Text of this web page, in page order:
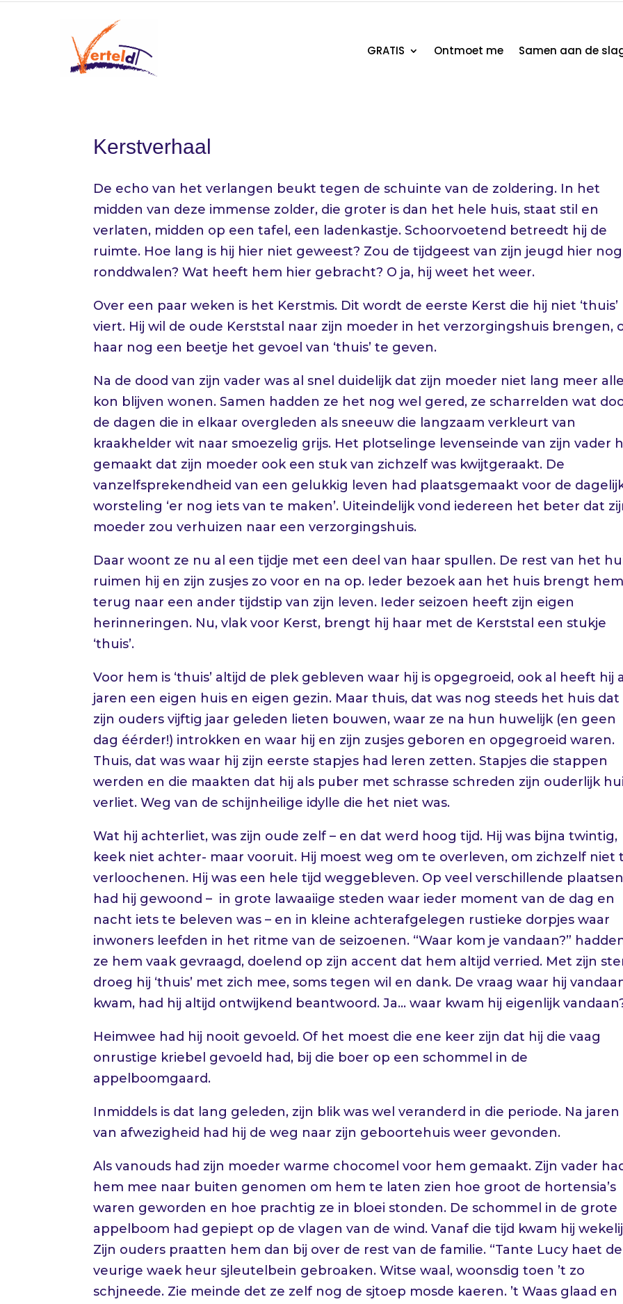
GRATIS Ontmoet me Samen aan de
Kerstverhaal
De echo van het verlangen beukt tegen de schuinte van de zoldering. In het
midden van deze immense zolder, die groter is dan het hele huis, staat stil en
verlaten, midden op een tafel, een ladenkastje. Schoorvoetend betreedt hij de
ruimte. Hoe lang is hij hier niet geweest? Zou de tijdgeest van zijn jeugd hier nog
ronddwalen? Wat heeft hem hier gebracht? O ja, hij weet het weer.
Over een paar weken is het Kerstmis. Dit wordt de eerste Kerst die hij niet ‘thuis’
viert. Hij wil de oude Kerststal naar zijn moeder in het verzorgingshuis brengen,
haar nog een beetje het gevoel van ‘thuis’ te geven.
Na de dood van zijn vader was al snel duidelijk dat zijn moeder niet lang meer
kon blijven wonen. Samen hadden ze het nog wel gered, ze scharrelden wat
de dagen die in elkaar overgleden als sneeuw die langzaam verkleurt van
kraakhelder wit naar smoezelig grijs. Het plotselinge levenseinde van zijn vader
gemaakt dat zijn moeder ook een stuk van zichzelf was kwijtgeraakt. De
vanzelfsprekendheid van een gelukkig leven had plaatsgemaakt voor de
worsteling ‘er nog iets van te maken’. Uiteindelijk vond iedereen het beter dat
moeder zou verhuizen naar een verzorgingshuis.
Daar woont ze nu al een tijdje met een deel van haar spullen. De rest van het
ruimen hij en zijn zusjes zo voor en na op. Ieder bezoek aan het huis brengt hem
terug naar een ander tijdstip van zijn leven. Ieder seizoen heeft zijn eigen
herinneringen. Nu, vlak voor Kerst, brengt hij haar met de Kerststal een stukje
‘thuis’.
Voor hem is ‘thuis’ altijd de plek gebleven waar hij is opgegroeid, ook al heeft hij al
jaren een eigen huis en eigen gezin. Maar thuis, dat was nog steeds het huis dat
zijn ouders vijftig jaar geleden lieten bouwen, waar ze na hun huwelijk (en geen
dag éérder!) introkken en waar hij en zijn zusjes geboren en opgegroeid waren.
Thuis, dat was waar hij zijn eerste stapjes had leren zetten. Stapjes die stappen
werden en die maakten dat hij als puber met schrasse schreden zijn ouderlijk
verliet. Weg van de schijnheilige idylle die het niet was.
Wat hij achterliet, was zijn oude zelf – en dat werd hoog tijd. Hij was bijna twintig,
keek niet achter- maar vooruit. Hij moest weg om te overleven, om zichzelf niet
verloochenen. Hij was een hele tijd weggebleven. Op veel verschillende plaatsen
had hij gewoond – in grote lawaaiige steden waar ieder moment van de dag en
nacht iets te beleven was – en in kleine achterafgelegen rustieke dorpjes waar
inwoners leefden in het ritme van de seizoenen. “Waar kom je vandaan?”
ze hem vaak gevraagd, doelend op zijn accent dat hem altijd verried. Met zijn
droeg hij ‘thuis’ met zich mee, soms tegen wil en dank. De vraag waar hij
kwam, had hij altijd ontwijkend beantwoord. Ja… waar kwam hij eigenlijk
Heimwee had hij nooit gevoeld. Of het moest die ene keer zijn dat hij die vaag
onrustige kriebel gevoeld had, bij die boer op een schommel in de
appelboomgaard.
Inmiddels is dat lang geleden, zijn blik was wel veranderd in die periode. Na jaren
van afwezigheid had hij de weg naar zijn geboortehuis weer gevonden.
Als vanouds had zijn moeder warme chocomel voor hem gemaakt. Zijn vader
hem mee naar buiten genomen om hem te laten zien hoe groot de hortensia’s
waren geworden en hoe prachtig ze in bloei stonden. De schommel in de grote
appelboom had gepiept op de vlagen van de wind. Vanaf die tijd kwam hij
Zijn ouders praatten hem dan bij over de rest van de familie. “Tante Lucy haet de
veurige waek heur sjleutelbein gebroaken. Witse waal, woonsdig toen ’t zo
schjneede. Zie meinde det ze zelf nog de sjtoep mosde kaeren. ’t Waas glaad en